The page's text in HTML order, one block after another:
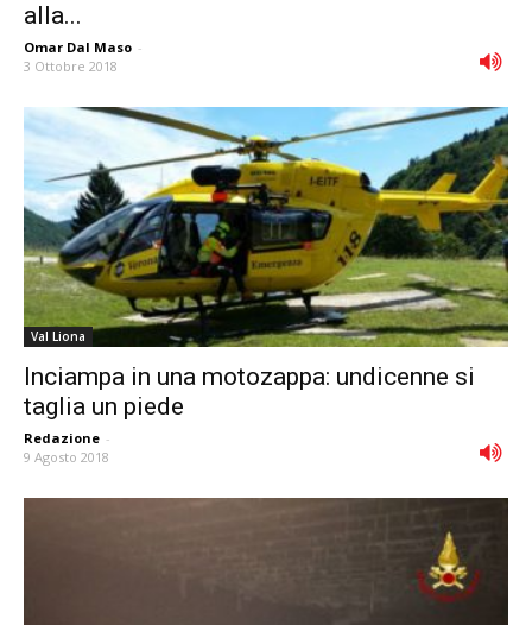
alla...
Omar Dal Maso -
3 Ottobre 2018
Val Liona
Inciampa in una motozappa: undicenne si
taglia un piede
Redazione -
9 Agosto 2018